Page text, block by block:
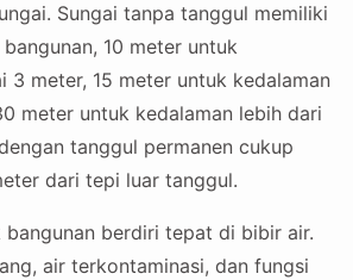
Sungai tanpa tanggul memiliki
10 meter untuk
3 meter, 15 meter untuk kedalaman
meter untuk kedalaman lebih dari
tanggul permanen cukup
dari tepi luar tanggul.
bangunan berdiri tepat di bibir air.
air terkontaminasi, dan fungsi